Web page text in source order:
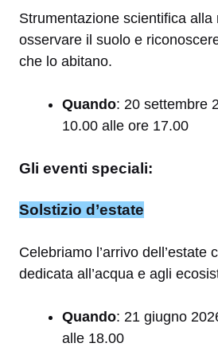
Strumentazione scientifica alla
osservare il suolo e
che lo abitano.
Quando: 20 settembre
10.00 alle ore 17.00
Gli eventi speciali:
Solstizio d’estate
Celebriamo l’arrivo dell’estate
dedicata all’acqua e agli
Quando: 21 giugno
alle 18.00